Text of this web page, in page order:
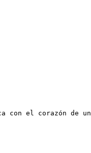
con el corazón de